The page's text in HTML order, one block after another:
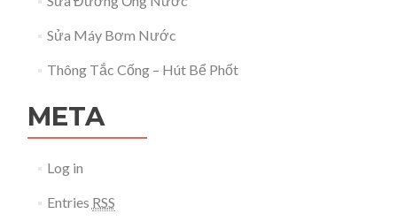
Sửa Máy Bơm Nước
Thông Tắc Cống – Hút Bể Phốt
META
Log in
Entries RSS